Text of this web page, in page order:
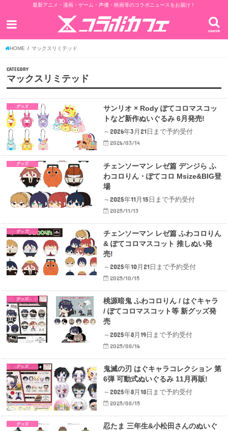
最新アニメ・漫画・ゲーム・声優・映画等のコラボニュースをお届け！
search
HOME マックスリミテッド
CATEGORY
マックスリミテッド
グッズ
サンリオ × Rody ぽて​コロマスコッ
トなど新作ぬいぐるみ 6月発売!
～2026年3月21日まで予約受付
2026/03/14
グッズ
チェンソーマン レゼ篇 デンジら ふ
わコロりん・ぽてコロ Msize&BIG登
場
～2025年11月15日まで予約受付
2025/11/13
グッズ
チェンソーマン レゼ篇 ふわコ​ロりん
& ぽて​コロマスコット 推しぬい発
売!
～2025年10月21日まで予約受付
2025/10/15
グッズ
桃源暗鬼 ふわコロりん / はぐキャラ
/ ぽてコロマスコット等 新グッズ発
売
～2025年8月19日まで予約受付
2025/08/16
グッズ
鬼滅の刃 は​ぐキャラコレクション 第
6弾 可動式ぬいぐるみ 11月再販!
～2025年8月18日まで予約受付
2025/08/15
グッズ
忍たま 三年生&小松田さんのぬいぐ